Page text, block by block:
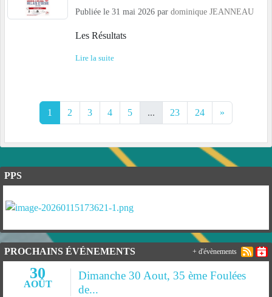
Publiée le 31 mai 2026 par dominique JEANNEAU
Les Résultats
Lire la suite
1 2 3 4 5 ... 23 24 »
PPS
PROCHAINS ÉVÉNEMENTS
30
AOÛT
Dimanche 30 Aout, 35 ème Foulées
de...
+ d'évènements